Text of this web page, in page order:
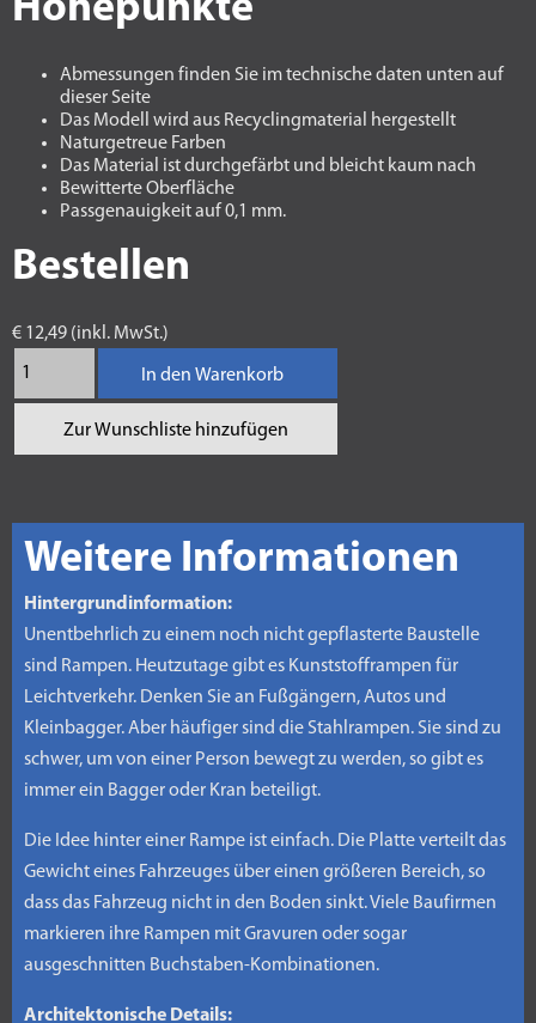
Höhepunkte
Abmessungen finden Sie im technische daten unten auf
dieser Seite
Das Modell wird aus Recyclingmaterial hergestellt
Naturgetreue Farben
Das Material ist durchgefärbt und bleicht kaum nach
Bewitterte Oberfläche
Passgenauigkeit auf 0,1 mm.
Bestellen
€ 12,49 (inkl. MwSt.)
In den Warenkorb
Zur Wunschliste hinzufügen
Weitere Informationen
Hintergrundinformation:
Unentbehrlich zu einem noch nicht gepflasterte Baustelle
sind Rampen. Heutzutage gibt es Kunststofframpen für
Leichtverkehr. Denken Sie an Fußgängern, Autos und
Kleinbagger. Aber häufiger sind die Stahlrampen. Sie sind zu
schwer, um von einer Person bewegt zu werden, so gibt es
immer ein Bagger oder Kran beteiligt.
Die Idee hinter einer Rampe ist einfach. Die Platte verteilt das
Gewicht eines Fahrzeuges über einen größeren Bereich, so
dass das Fahrzeug nicht in den Boden sinkt. Viele Baufirmen
markieren ihre Rampen mit Gravuren oder sogar
ausgeschnitten Buchstaben-Kombinationen.
Architektonische Details: